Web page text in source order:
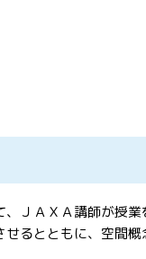
ＪＡＸＡ講師が授
るとともに、空間概